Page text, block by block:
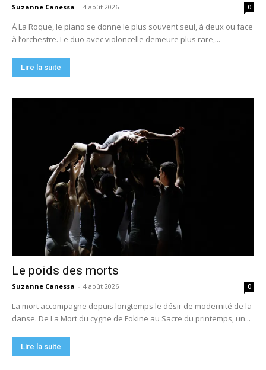
Suzanne Canessa - 4 août 2026 0
À La Roque, le piano se donne le plus souvent seul, à deux ou face
à l’orchestre. Le duo avec violoncelle demeure plus rare,...
Lire la suite
Le poids des morts
Suzanne Canessa - 4 août 2026 0
La mort accompagne depuis longtemps le désir de modernité de la
danse. De La Mort du cygne de Fokine au Sacre du printemps, un...
Lire la suite